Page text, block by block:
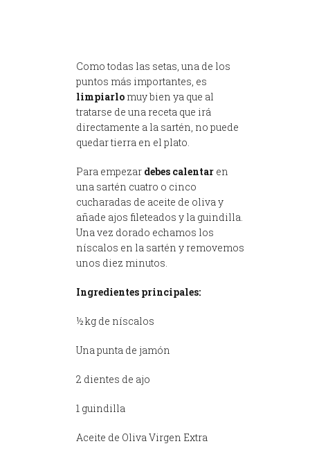
Como todas las setas, una de los
puntos más importantes, es
limpiarlo muy bien ya que al
tratarse de una receta que irá
directamente a la sartén, no puede
quedar tierra en el plato.
Para empezar debes calentar en
una sartén cuatro o cinco
cucharadas de aceite de oliva y
añade ajos fileteados y la guindilla.
Una vez dorado echamos los
níscalos en la sartén y removemos
unos diez minutos.
Ingredientes principales:
½ kg de níscalos
Una punta de jamón
2 dientes de ajo
1 guindilla
Aceite de Oliva Virgen Extra